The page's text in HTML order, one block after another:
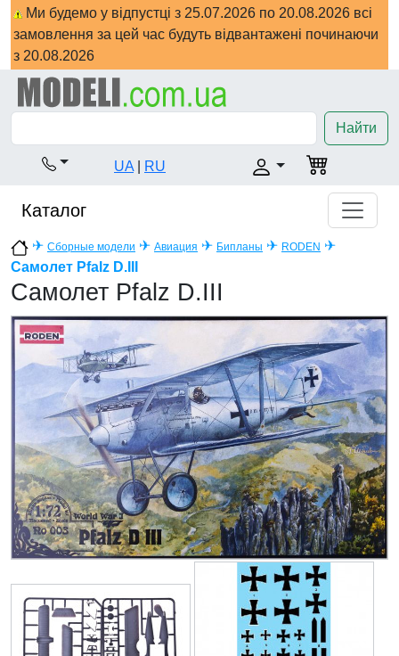
Ми будемо у відпустці з 25.07.2026 по 20.08.2026 всі
замовлення за цей час будуть відвантажені починаючи
з 20.08.2026
Найти
UA RU
Каталог
✈ Сборные модели ✈ Авиация ✈ Бипланы ✈ RODEN ✈
Самолет Pfalz D.III
Самолет Pfalz D.III